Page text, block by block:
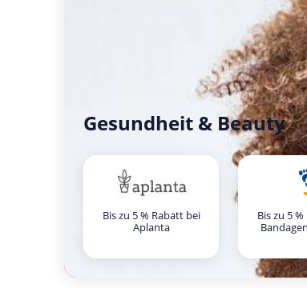
Gesundheit & Beauty
Bis zu 5 % Rabatt bei
Aplanta
Bis zu 5